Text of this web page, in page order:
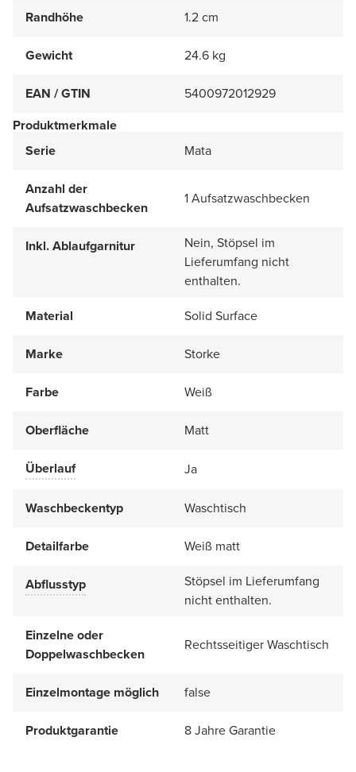
Randhöhe 1.2 cm
Gewicht 24.6 kg
EAN / GTIN
5400972012929
Produktmerkmale
Serie
Mata
Anzahl der
Aufsatzwaschbecken
1 Aufsatzwaschbecken
Inkl. Ablaufgarnitur
Nein, Stöpsel im
Lieferumfang nicht
enthalten.
Material
Solid Surface
Marke Storke
Farbe Weiß
Oberfläche Matt
Überlauf Ja
Waschbeckentyp Waschtisch
Detailfarbe Weiß matt
Abflusstyp
Stöpsel im Lieferumfang
nicht enthalten.
Einzelne oder
Doppelwaschbecken
Rechtsseitiger Waschtisch
Einzelmontage möglich false
Produktgarantie 8 Jahre Garantie